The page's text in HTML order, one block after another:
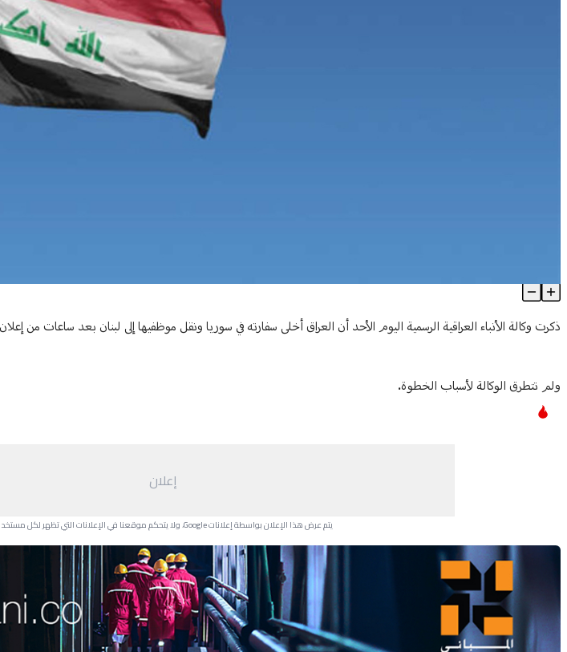
العراق أخلى سفارته في سوريا وينقل موظفيها إلى لبنان
Article Content
ذكرت وكالة الأنباء العراقية الرسمية اليوم الأحد أن العراق أخلى سفارته في سوريا ونقل موظفيها إلى لبنان بعد ساعات من
ولم تتطرق الوكالة لأسباب الخطوة.
إعلان
يتم عرض هذا الإعلان بواسطة إعلانات Google، ولا يتحكم موقعنا في الإعلانات التي تظهر لكل مستخدم.
Advertisement Section